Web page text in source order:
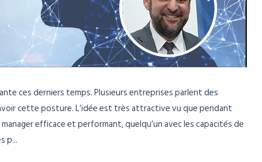
ces derniers temps. Plusieurs entreprises parlent des
cette posture. L’idée est très attractive vu que pendant
efficace et performant, quelqu’un avec les capacités de
p...